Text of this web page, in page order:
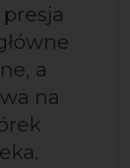
a
na